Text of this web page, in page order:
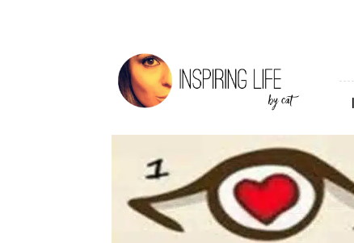
Inspiring
Life